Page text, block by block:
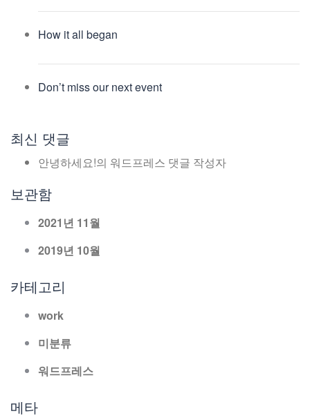
How it all began
Don’t miss our next event
최신 댓글
안녕하세요!의 워드프레스 댓글 작성자
보관함
2021년 11월
2019년 10월
카테고리
work
미분류
워드프레스
메타